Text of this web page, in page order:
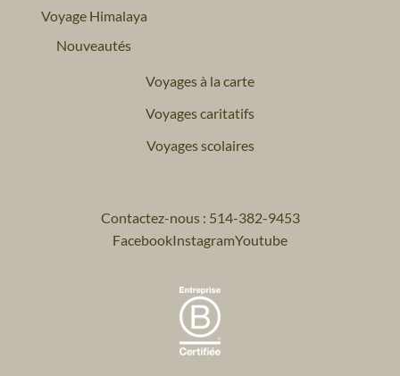
Voyage Himalaya
Nouveautés
Voyages à la carte
Voyages caritatifs
Voyages scolaires
Contactez-nous : 514-382-9453
FacebookInstagramYoutube